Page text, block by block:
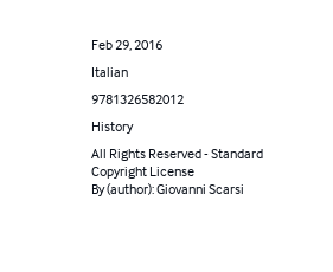
Feb 29, 2016
Italian
9781326582012
History
All Rights Reserved - Standard
Copyright License
By (author): Giovanni Scarsi